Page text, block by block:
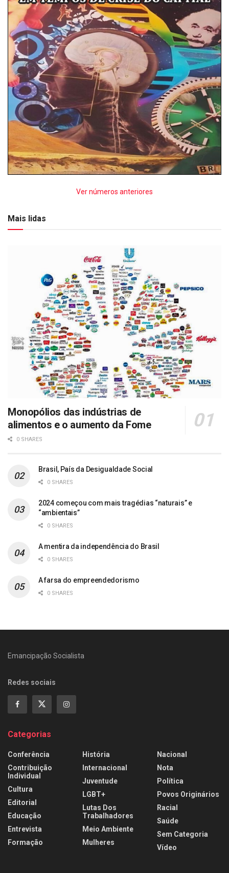
Ver números anteriores
Mais lidas
Monopólios das indústrias de
alimentos e o aumento da Fome
0 SHARES
Brasil, País da Desigualdade Social
0 SHARES
2024 começou com mais tragédias “naturais” e
“ambientais”
0 SHARES
A mentira da independência do Brasil
0 SHARES
A farsa do empreendedorismo
0 SHARES
Emancipação Socialista
Redes sociais
Categorias
Conferência
Contribuição
Individual
Cultura
Editorial
Educação
Entrevista
Formação
História
Internacional
Juventude
LGBT+
Lutas Dos
Trabalhadores
Meio Ambiente
Mulheres
Nacional
Nota
Política
Povos Originários
Racial
Saúde
Sem Categoria
Vídeo